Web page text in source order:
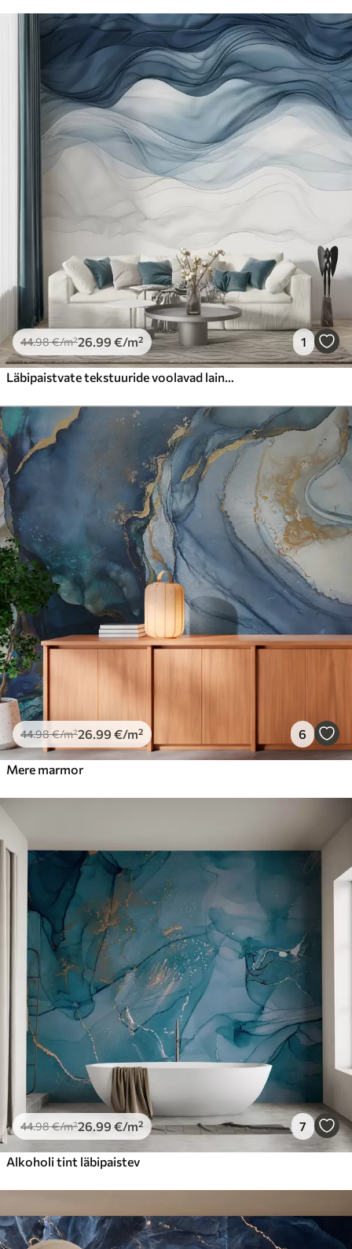
Standard
26 .99 €/m²
Premium
.67 34.00 /m²
Premium vinüül
Peel and Stick
44.98€/m²26 .99 €/m² 1
44.98€/m²26 .99 €/m² 6
Mere marmor
44.98€/m²26 .99 €/m² 7
Alkoholi tint läbipaistev